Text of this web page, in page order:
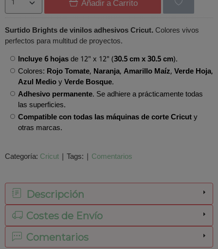
Añadir a Carrito
Surtido Brights de vinilos adhesivos Cricut.Colores vivos
perfectos para multitud de proyectos.
Incluye 6 hojasde 12" x 12" (30.5 cm x 30.5 cm).
Colores: Rojo Tomate, Naranja,Amarillo Maíz,Verde Hoja,
Azul MedioyVerde Bosque.
Adhesivo permanente. Se adhiere a prácticamente todas
las superficies.
Compatible con todas las máquinas de corte Cricuty
otras marcas.
Categoría: Cricut | Tags: | Comentarios
Descripción
Costes de Envío
Comentarios